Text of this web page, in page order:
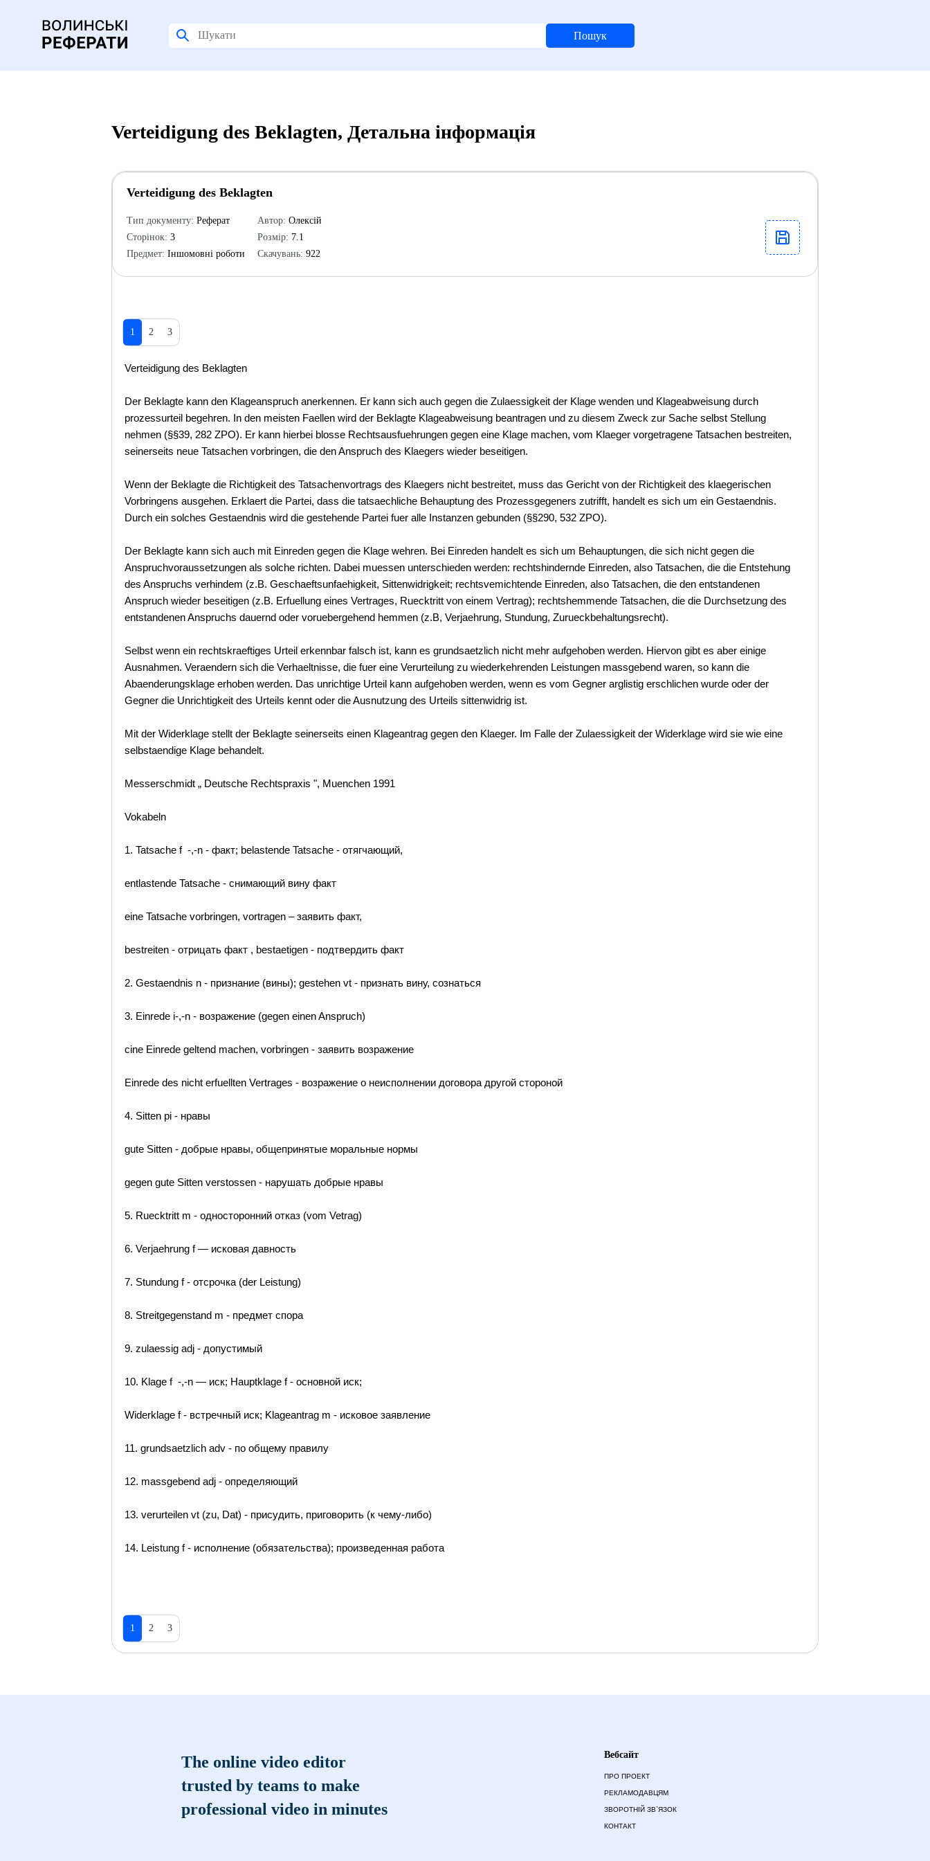
Пошук
Verteidigung des Beklagten, Детальна інформація
Verteidigung des Beklagten
Тип документу: Реферат
Сторінок: 3
Предмет: Іншомовні роботи
Автор: Олексій
Розмір: 7.1
Скачувань: 922
1 2 3
Verteidigung des Beklagten
Der Beklagte kann den Klageanspruch anerkennen. Er kann sich auch gegen die Zulaessigkeit der Klage wenden und Klageabweisung durch
prozessurteil begehren. In den meisten Faellen wird der Beklagte Klageabweisung beantragen und zu diesem Zweck zur Sache selbst Stellung
nehmen (§§39, 282 ZPO). Er kann hierbei blosse Rechtsausfuehrungen gegen eine Klage machen, vom Klaeger vorgetragene Tatsachen bestreiten,
seinerseits neue Tatsachen vorbringen, die den Anspruch des Klaegers wieder beseitigen.
Wenn der Beklagte die Richtigkeit des Tatsachenvortrags des Klaegers nicht bestreitet, muss das Gericht von der Richtigkeit des klaegerischen
Vorbringens ausgehen. Erklaert die Partei, dass die tatsaechliche Behauptung des Prozessgegeners zutrifft, handelt es sich um ein Gestaendnis.
Durch ein solches Gestaendnis wird die gestehende Partei fuer alle Instanzen gebunden (§§290, 532 ZPO).
Der Beklagte kann sich auch mit Einreden gegen die Klage wehren. Bei Einreden handelt es sich um Behauptungen, die sich nicht gegen die
Anspruchvoraussetzungen als solche richten. Dabei muessen unterschieden werden: rechtshindernde Einreden, also Tatsachen, die die Entstehung
des Anspruchs verhindem (z.B. Geschaeftsunfaehigkeit, Sittenwidrigkeit; rechtsvemichtende Einreden, also Tatsachen, die den entstandenen
Anspruch wieder beseitigen (z.B. Erfuellung eines Vertrages, Ruecktritt von einem Vertrag); rechtshemmende Tatsachen, die die Durchsetzung des
entstandenen Anspruchs dauernd oder voruebergehend hemmen (z.B, Verjaehrung, Stundung, Zurueckbehaltungsrecht).
Selbst wenn ein rechtskraeftiges Urteil erkennbar falsch ist, kann es grundsaetzlich nicht mehr aufgehoben werden. Hiervon gibt es aber einige
Ausnahmen. Veraendern sich die Verhaeltnisse, die fuer eine Verurteilung zu wiederkehrenden Leistungen massgebend waren, so kann die
Abaenderungsklage erhoben werden. Das unrichtige Urteil kann aufgehoben werden, wenn es vom Gegner arglistig erschlichen wurde oder der
Gegner die Unrichtigkeit des Urteils kennt oder die Ausnutzung des Urteils sittenwidrig ist.
Mit der Widerklage stellt der Beklagte seinerseits einen Klageantrag gegen den Klaeger. Im Falle der Zulaessigkeit der Widerklage wird sie wie eine
selbstaendige Klage behandelt.
Messerschmidt „ Deutsche Rechtspraxis ", Muenchen 1991
Vokabeln
1. Tatsache f -,-n - факт; belastende Tatsache - отягчающий,
entlastende Tatsache - снимающий вину факт
eine Tatsache vorbringen, vortragen – заявить факт,
bestreiten - отрицать факт , bestaetigen - подтвердить факт
2. Gestaendnis n - признание (вины); gestehen vt - признать вину, сознаться
3. Einrede i-,-n - возражение (gegen einen Anspruch)
cine Einrede geltend machen, vorbringen - заявить возражение
Einrede des nicht erfuellten Vertrages - возражение о неисполнении договора другой стороной
4. Sitten pi - нравы
gute Sitten - добрые нравы, общепринятые моральные нормы
gegen gute Sitten verstossen - нарушать добрые нравы
5. Ruecktritt m - односторонний отказ (vom Vetrag)
6. Verjaehrung f — исковая давность
7. Stundung f - отсрочка (der Leistung)
8. Streitgegenstand m - предмет спора
9. zulaessig adj - допустимый
10. Klage f -,-n — иск; Hauptklage f - основной иск;
Widerklage f - встречный иск; Klageantrag m - исковое заявление
11. grundsaetzlich adv - по общему правилу
12. massgebend adj - определяющий
13. verurteilen vt (zu, Dat) - присудить, приговорить (к чему-либо)
14. Leistung f - исполнение (обязательства); произведенная работа
1 2 3
The online video editor
trusted by teams to make
professional video in minutes
Вебсайт
ПРО ПРОЕКТ
РЕКЛАМОДАВЦЯМ
ЗВОРОТНІЙ ЗВ`ЯЗОК
КОНТАКТ